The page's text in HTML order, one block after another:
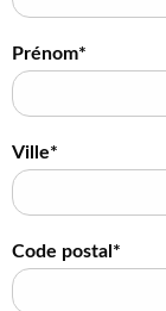
Prénom*
Ville*
Code postal*